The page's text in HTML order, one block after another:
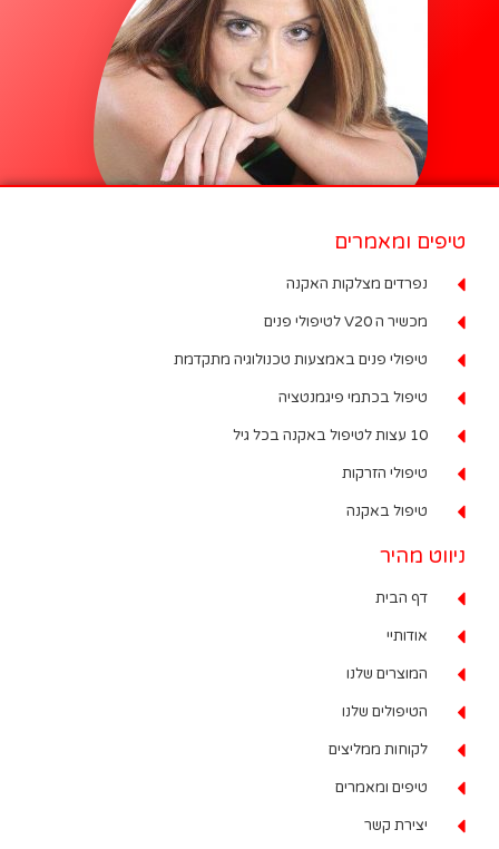
ניווט מהיר
דף הבית
אודותיי
המוצרים שלנו
הטיפולים שלנו
לקוחות ממליצים
טיפים ומאמרים
יצירת קשר
טיפים ומאמרים
נפרדים מצלקות האקנה
מכשיר ה V20 לטיפולי פנים
טיפולי פנים באמצעות טכנולוגיה מתקדמת
טיפול בכתמי פיגמנטציה
10 עצות לטיפול באקנה בכל גיל
טיפולי הזרקות
טיפול באקנה